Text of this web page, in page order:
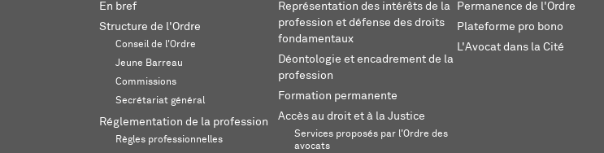
En bref
Structure de l'Ordre
Conseil de l'Ordre
Jeune Barreau
Commissions
Secrétariat général
Réglementation de la profession
Règles professionnelles
Représentation des intérêts de la
profession et défense des droits
fondamentaux
Déontologie et encadrement de la
profession
Formation permanente
Accès au droit et à la Justice
Services proposés par l'Ordre des
avocats
Permanence de l'Ordre
Plateforme pro bono
L'Avocat dans la Cité